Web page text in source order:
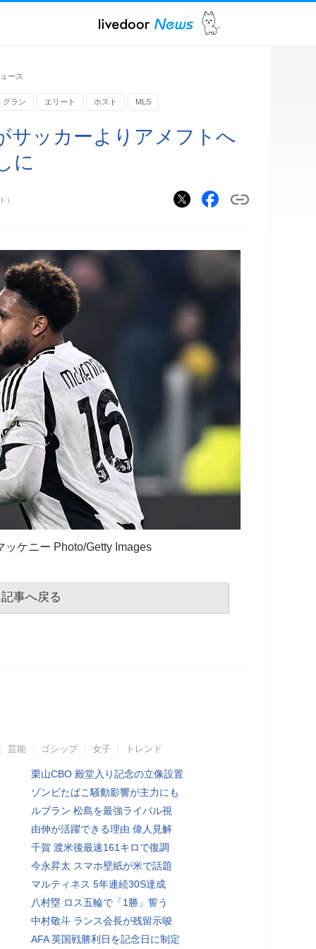
ース
グラン エリート ホスト MLS
サッカーよりアメフトへ
に
）
ッケニー Photo/Getty Images
記事へ戻る
芸能 ゴシップ 女子 トレンド
栗山CBO 殿堂入り記念の立像設置
ゾンビたばこ騒動影響が主力にも
ルブラン 松島を最強ライバル視
由伸が活躍できる理由 偉人見解
千賀 渡米後最速161キロで復調
今永昇太 スマホ壁紙が米で話題
マルティネス 5年連続30S達成
八村塁 ロス五輪で「1勝」誓う
中村敬斗 ランス会長が残留示唆
AFA 英国戦勝利日を記念日に制定